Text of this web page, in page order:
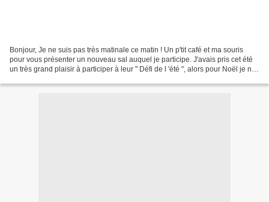
Bonjour, Je ne suis pas très matinale ce matin ! Un p'tit café et ma souris
pour vous présenter un nouveau sal auquel je participe. J'avais pris cet été
un très grand plaisir à participer à leur " Défi de l 'été ", alors pour Noël je ne